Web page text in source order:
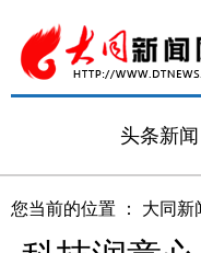
头条新闻
您当前的位置 ： 大同新